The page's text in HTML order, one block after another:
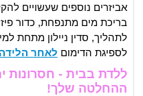
אביזרים נוספים שעשויים
בריכת מים מתנפחת, כדור
לתהליך, סדין ניילון מתחת
לספיגת הדימום לאחר הלידה
ללדת בבית - חסרונות
ההחלטה שלך!